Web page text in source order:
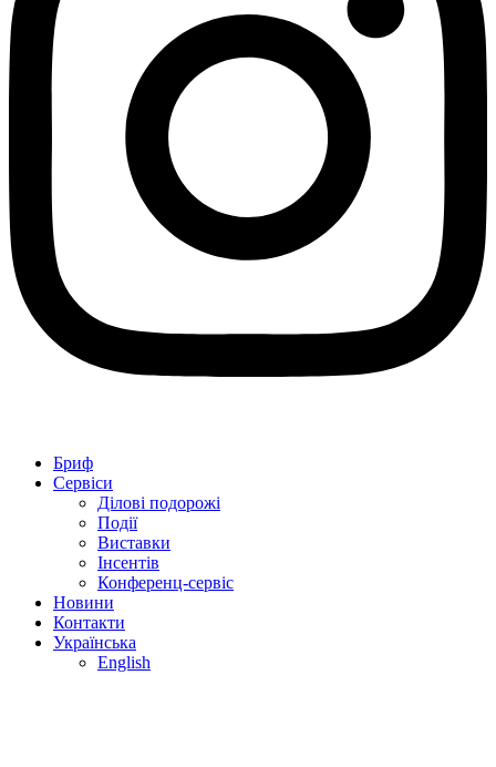
Бриф
Сервіси
Ділові подорожі
Події
Виставки
Інсентів
Конференц-сервіс
Новини
Контакти
Українська
English